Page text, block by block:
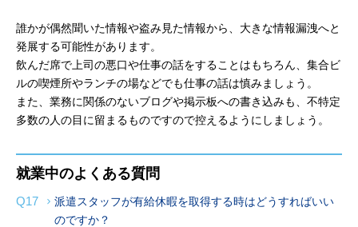
誰かが偶然聞いた情報や盗み見た情報から、大きな情報漏洩へと
発展する可能性があります。
飲んだ席で上司の悪口や仕事の話をすることはもちろん、集合ビ
ルの喫煙所やランチの場などでも仕事の話は慎みましょう。
また、業務に関係のないブログや掲示板への書き込みも、不特定
多数の人の目に留まるものですので控えるようにしましょう。
就業中のよくある質問
Q17
派遣スタッフが有給休暇を取得する時はどうすればいい
のですか？